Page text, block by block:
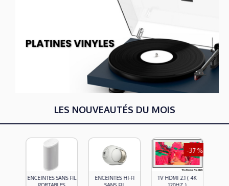
LES NOUVEAUTÉS DU MOIS
ENCEINTES SANS FIL
ENCEINTES HI-FI
-37 %
TV HDMI 2.1 ( 4K